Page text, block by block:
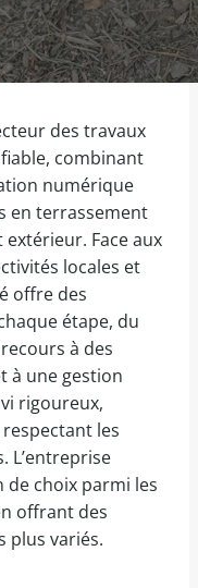
des travaux
combinant
numérique
en terrassement
Face aux
locales et
offre des
étape, du
à des
à une gestion
rigoureux,
les
L’entreprise
choix parmi les
offrant des
plus variés.